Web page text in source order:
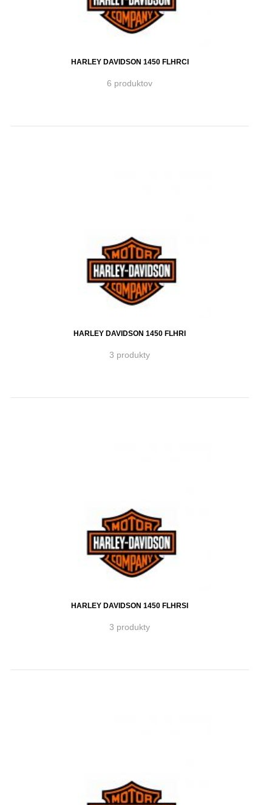
HARLEY DAVIDSON 1450 FLHRCI
6 produktov
HARLEY DAVIDSON 1450 FLHRI
3 produkty
HARLEY DAVIDSON 1450 FLHRSI
3 produkty